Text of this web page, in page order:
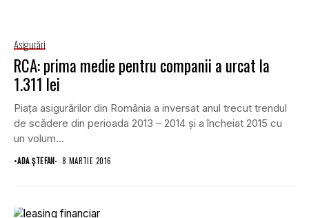
Asigurări
RCA: prima medie pentru companii a urcat la
1.311 lei
Piaţa asigurărilor din România a inversat anul trecut trendul
de scădere din perioada 2013 – 2014 şi a încheiat 2015 cu
un volum...
•ADA ȘTEFAN 8 MARTIE 2016